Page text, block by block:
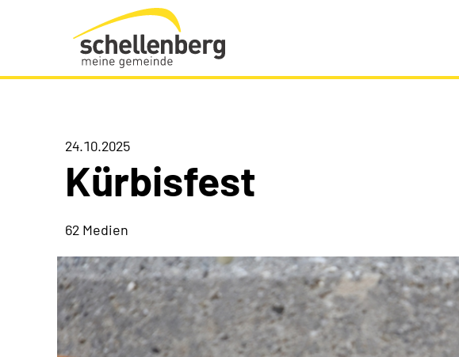
Gemeinde Schellenberg Startseite
24.10.2025
Kürbisfest
62 Medien